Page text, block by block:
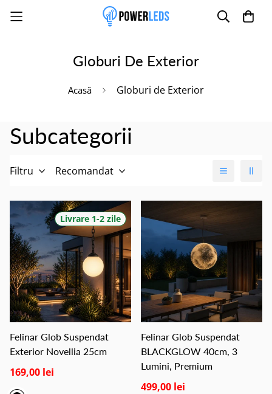
Globuri De Exterior
Acasă Globuri de Exterior
Subcategorii
Filtru Recomandat
Livrare 1-2 zile
Felinar Glob Suspendat
Exterior Novellia 25cm
169,00 lei
Felinar Glob Suspendat
BLACKGLOW 40cm, 3
Lumini, Premium
499,00 lei
Poate mai târziu Activează notificările